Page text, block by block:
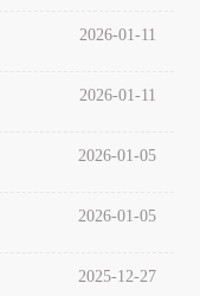
2026-01-11
2026-01-11
2026-01-05
2026-01-05
2025-12-27